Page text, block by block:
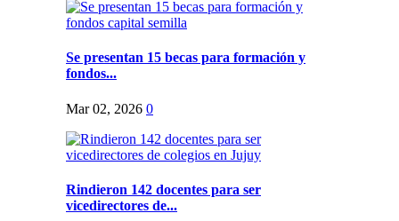
Se presentan 15 becas para formación y
fondos...
Mar 02, 2026 0
Rindieron 142 docentes para ser
vicedirectores de...